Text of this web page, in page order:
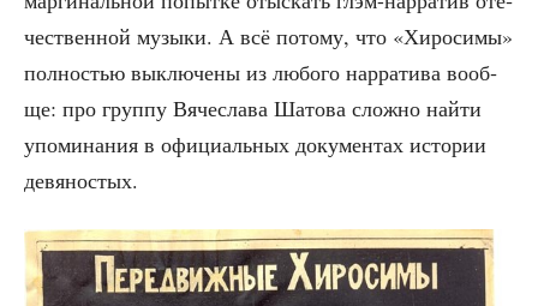
че­ствен­ной музы­ки. А всё пото­му, что «Хиро­си­мы»
пол­но­стью выклю­че­ны из любо­го нар­ра­ти­ва вооб­
ще: про груп­пу Вяче­сла­ва Шато­ва слож­но най­ти
упо­ми­на­ния в офи­ци­аль­ных доку­мен­тах исто­рии
девяностых.